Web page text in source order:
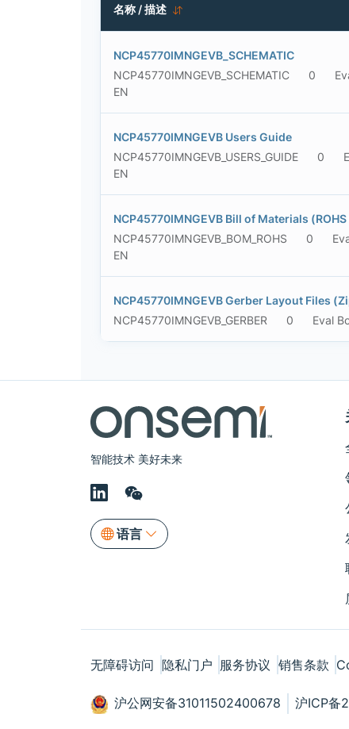
名称 / 描述
NCP45770IMNGEVB_SCHEMATIC
NCP45770IMNGEVB_SCHEMATIC
0
EN
NCP45770IMNGEVB Users Guide
NCP45770IMNGEVB_USERS_GUIDE
0
EN
NCP45770IMNGEVB Bill of Materials
NCP45770IMNGEVB_BOM_ROHS
0
EN
NCP45770IMNGEVB Gerber Layout Files
NCP45770IMNGEVB_GERBER
0 Eval
智能技术 美好未来
语言
无障碍访问 隐私门户 服务协议 销售条款
沪公网安备31011502400678 沪ICP备